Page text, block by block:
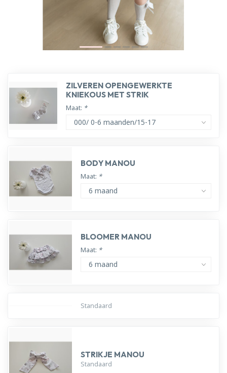
ZILVEREN OPENGEWERKTE
KNIEKOUS MET STRIK
Maat: *
BODY MANOU
Maat: *
BLOOMER MANOU
Maat: *
Standaard
STRIKJE MANOU
Standaard